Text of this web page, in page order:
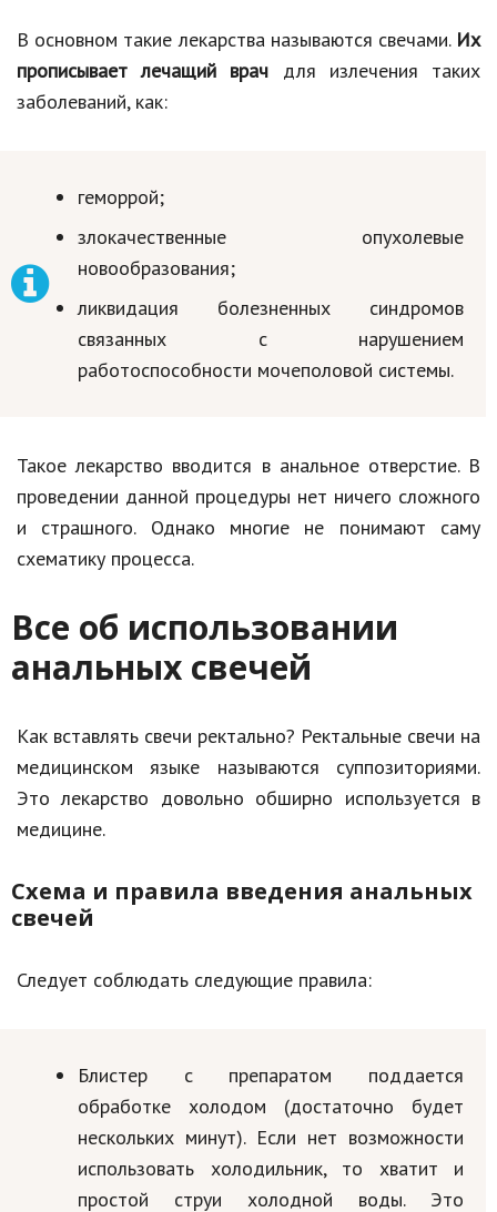
Мода и стиль
Бизнес
Хобби и развлечения
Юриспруденция
Природа
Образование
Наука и технологии
В основном такие лекарства называются свечами. Их
прописывает лечащий врач для излечения таких
заболеваний, как:
геморрой;
злокачественные опухолевые
новообразования;
ликвидация болезненных синдромов
связанных с нарушением
работоспособности мочеполовой системы.
Такое лекарство вводится в анальное отверстие. В
проведении данной процедуры нет ничего сложного
и страшного. Однако многие не понимают саму
схематику процесса.
Все об использовании
анальных свечей
Как вставлять свечи ректально? Ректальные свечи на
медицинском языке называются суппозиториями.
Это лекарство довольно обширно используется в
медицине.
Схема и правила введения анальных
свечей
Следует соблюдать следующие правила:
Блистер с препаратом поддается
обработке холодом (достаточно будет
нескольких минут). Если нет возможности
использовать холодильник, то хватит и
простой струи холодной воды. Это